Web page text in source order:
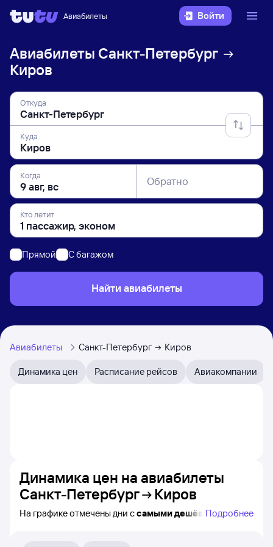
Авиабилеты Войти
Авиабилеты Санкт-Петербург
Киров
Откуда
Куда
Когда Обратно
Кто летит
Прямой C багажом
Найти авиабилеты
Авиабилеты Санкт-Петербург Киров
Динамика цен Расписание рейсов Авиакомпании
Динамика цен на авиабилеты
Санкт-Петербург
Киров
На графике отмечены дни ссамыми дешёвымиПодробнее